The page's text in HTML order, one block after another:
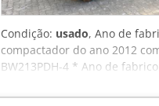
Condição: usado, Ano de
compactador do ano 2012
BW213PDH-4 * Ano de
13.100 KG * Ar
disponíveis mediante pedido